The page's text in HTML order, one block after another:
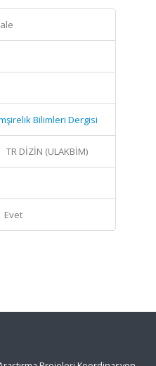
Bilimleri Dergisi
TR DİZİN (ULAKBİM)
Evet